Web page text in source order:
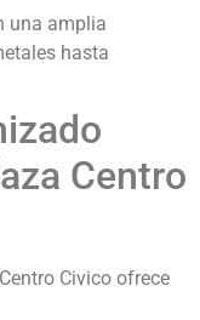
una amplia
hasta
Centro
Civico ofrece